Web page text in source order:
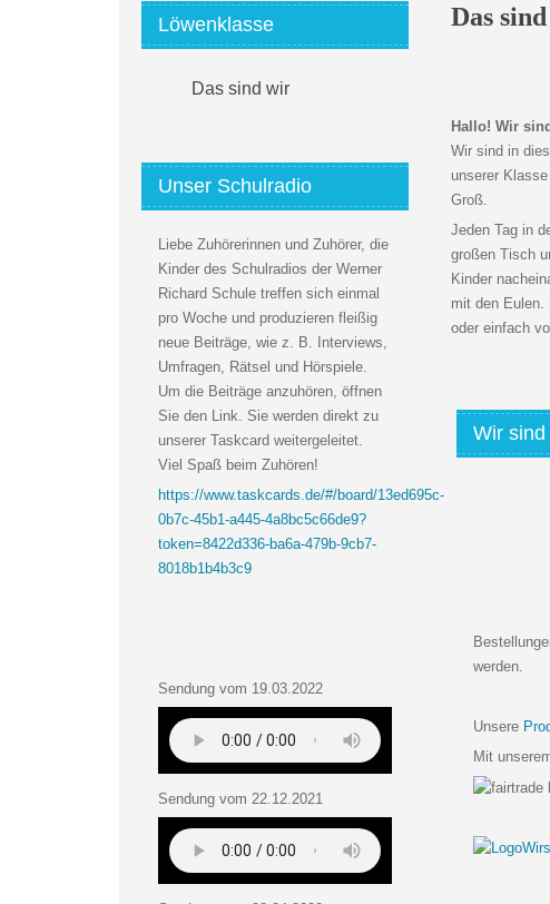
Das
Hallo! Wir
Wir sind in
unserer
Groß.
Jeden Tag in
großen Tisch
Kinder
mit den Eulen.
oder einfach
Wir sind
werden.
Unsere
Mit
Löwenklasse
Das sind wir
Unser Schulradio
Liebe Zuhörerinnen und Zuhörer, die
Kinder des Schulradios der Werner
Richard Schule treffen sich einmal
pro Woche und produzieren fleißig
neue Beiträge, wie z. B. Interviews,
Umfragen, Rätsel und Hörspiele.
Um die Beiträge anzuhören, öffnen
Sie den Link. Sie werden direkt zu
unserer Taskcard weitergeleitet.
Viel Spaß beim Zuhören!
https://www.taskcards.de/#/board/13ed695c-
0b7c-45b1-a445-4a8bc5c66de9?
token=8422d336-ba6a-479b-9cb7-
8018b1b4b3c9
Sendung vom 19.03.2022
Sendung vom 22.12.2021